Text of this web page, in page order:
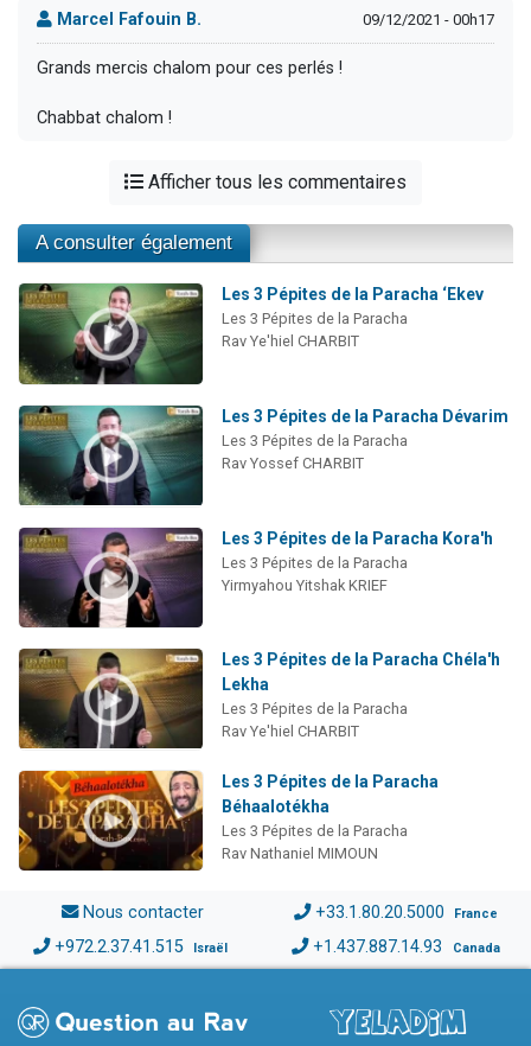
Marcel Fafouin B. 09/12/2021 - 00h17
Grands mercis chalom pour ces perlés !
Chabbat chalom !
Afficher tous les commentaires
A consulter également
Les 3 Pépites de la Paracha ‘Ekev
Les 3 Pépites de la Paracha
Rav Ye'hiel CHARBIT
Les 3 Pépites de la Paracha Dévarim
Les 3 Pépites de la Paracha
Rav Yossef CHARBIT
Les 3 Pépites de la Paracha Kora'h
Les 3 Pépites de la Paracha
Yirmyahou Yitshak KRIEF
Les 3 Pépites de la Paracha Chéla'h
Lekha
Les 3 Pépites de la Paracha
Rav Ye'hiel CHARBIT
Les 3 Pépites de la Paracha
Béhaalotékha
Les 3 Pépites de la Paracha
Rav Nathaniel MIMOUN
Nous contacter +33.1.80.20.5000 France
+972.2.37.41.515 Israël +1.437.887.14.93 Canada